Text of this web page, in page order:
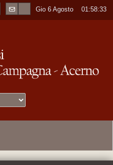
Gio 6 Agosto ----01:58:33